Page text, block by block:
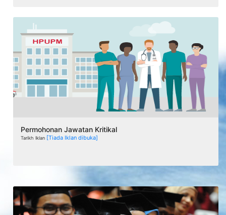
Permohonan Jawatan Kritikal
Tarikh Iklan [Tiada Iklan dibuka]